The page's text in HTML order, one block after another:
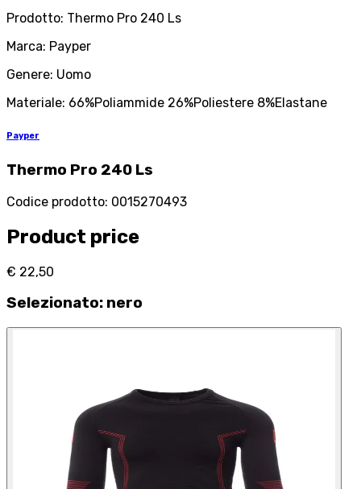
Prodotto: Thermo Pro 240 Ls
Marca: Payper
Genere: Uomo
Materiale: 66%Poliammide 26%Poliestere 8%Elastane
Payper
Thermo Pro 240 Ls
Codice prodotto: 0015270493
Product price
€ 22,50
Selezionato: nero